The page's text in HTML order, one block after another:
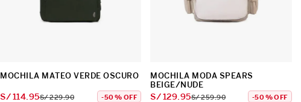
MOCHILA MATEO VERDE OSCURO
S/114 95S/229.90 -50 % OFF
MOCHILA MODA SPEARS
BEIGE/NUDE
S/129 95S/259.90 -50 %OFF